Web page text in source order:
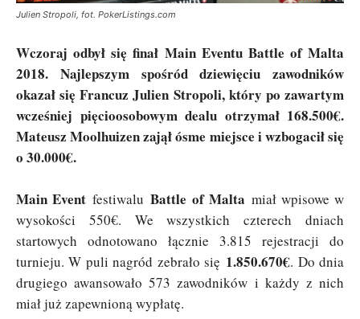
Julien Stropoli, fot. PokerListings.com
Wczoraj odbył się finał Main Eventu Battle of Malta
2018. Najlepszym spośród dziewięciu zawodników
okazał się Francuz Julien Stropoli, który po zawartym
wcześniej pięcioosobowym dealu otrzymał 168.500€.
Mateusz Moolhuizen zajął ósme miejsce i wzbogacił się
o 30.000€.
Main Event festiwaluBattle of Malta miał wpisowe w
wysokości 550€. We wszystkich czterech dniach
startowych odnotowano łącznie 3.815 rejestracji do
turnieju. W puli nagród zebrało się 1.850.670€. Do dnia
drugiego awansowało 573 zawodników i każdy z nich
miał już zapewnioną wypłatę.